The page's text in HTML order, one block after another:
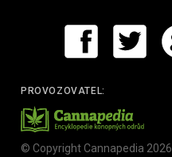
PROVOZOVATEL:
© Copyright Cannapedia 2026